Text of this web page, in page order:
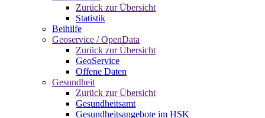
Zurück zur Übersicht
Statistik
Beihilfe
Geoservice / OpenData
Zurück zur Übersicht
GeoService
Offene Daten
Gesundheit
Zurück zur Übersicht
Gesundheitsamt
Gesundheitsangebote im HSK